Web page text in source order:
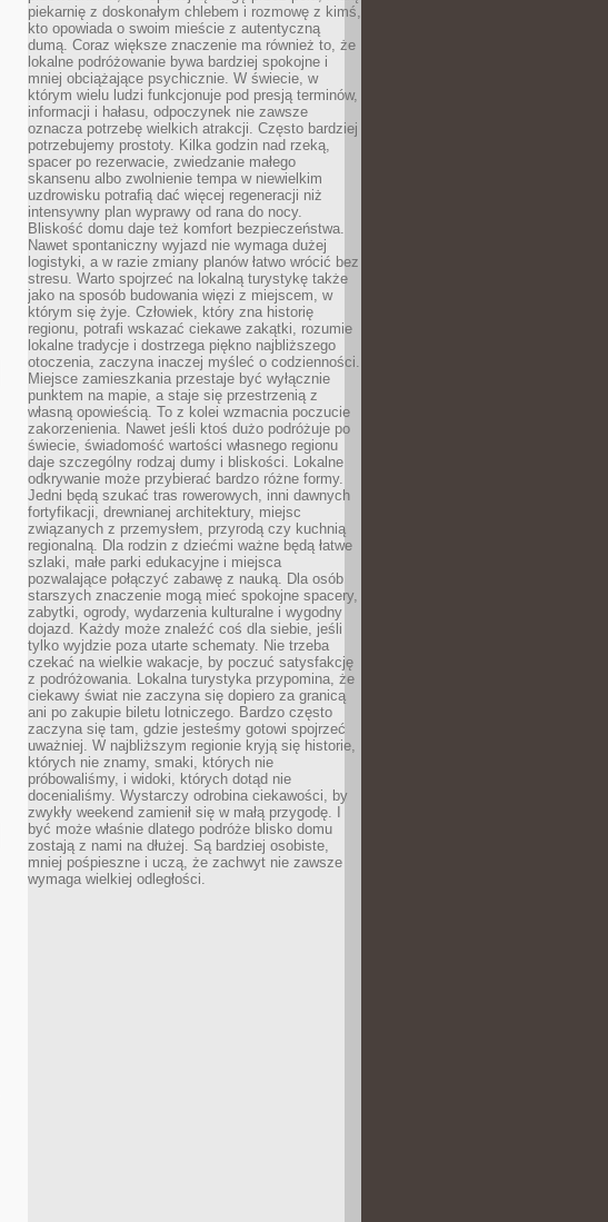
piekarnię z doskonałym chlebem i rozmowę z kimś,
kto opowiada o swoim mieście z autentyczną
dumą. Coraz większe znaczenie ma również to, że
lokalne podróżowanie bywa bardziej spokojne i
mniej obciążające psychicznie. W świecie, w
którym wielu ludzi funkcjonuje pod presją terminów,
informacji i hałasu, odpoczynek nie zawsze
oznacza potrzebę wielkich atrakcji. Często bardziej
potrzebujemy prostoty. Kilka godzin nad rzeką,
spacer po rezerwacie, zwiedzanie małego
skansenu albo zwolnienie tempa w niewielkim
uzdrowisku potrafią dać więcej regeneracji niż
intensywny plan wyprawy od rana do nocy.
Bliskość domu daje też komfort bezpieczeństwa.
Nawet spontaniczny wyjazd nie wymaga dużej
logistyki, a w razie zmiany planów łatwo wrócić bez
stresu. Warto spojrzeć na lokalną turystykę także
jako na sposób budowania więzi z miejscem, w
którym się żyje. Człowiek, który zna historię
regionu, potrafi wskazać ciekawe zakątki, rozumie
lokalne tradycje i dostrzega piękno najbliższego
otoczenia, zaczyna inaczej myśleć o codzienności.
Miejsce zamieszkania przestaje być wyłącznie
punktem na mapie, a staje się przestrzenią z
własną opowieścią. To z kolei wzmacnia poczucie
zakorzenienia. Nawet jeśli ktoś dużo podróżuje po
świecie, świadomość wartości własnego regionu
daje szczególny rodzaj dumy i bliskości. Lokalne
odkrywanie może przybierać bardzo różne formy.
Jedni będą szukać tras rowerowych, inni dawnych
fortyfikacji, drewnianej architektury, miejsc
związanych z przemysłem, przyrodą czy kuchnią
regionalną. Dla rodzin z dziećmi ważne będą łatwe
szlaki, małe parki edukacyjne i miejsca
pozwalające połączyć zabawę z nauką. Dla osób
starszych znaczenie mogą mieć spokojne spacery,
zabytki, ogrody, wydarzenia kulturalne i wygodny
dojazd. Każdy może znaleźć coś dla siebie, jeśli
tylko wyjdzie poza utarte schematy. Nie trzeba
czekać na wielkie wakacje, by poczuć satysfakcję
z podróżowania. Lokalna turystyka przypomina, że
ciekawy świat nie zaczyna się dopiero za granicą
ani po zakupie biletu lotniczego. Bardzo często
zaczyna się tam, gdzie jesteśmy gotowi spojrzeć
uważniej. W najbliższym regionie kryją się historie,
których nie znamy, smaki, których nie
próbowaliśmy, i widoki, których dotąd nie
docenialiśmy. Wystarczy odrobina ciekawości, by
zwykły weekend zamienił się w małą przygodę. I
być może właśnie dlatego podróże blisko domu
zostają z nami na dłużej. Są bardziej osobiste,
mniej pośpieszne i uczą, że zachwyt nie zawsze
wymaga wielkiej odległości.